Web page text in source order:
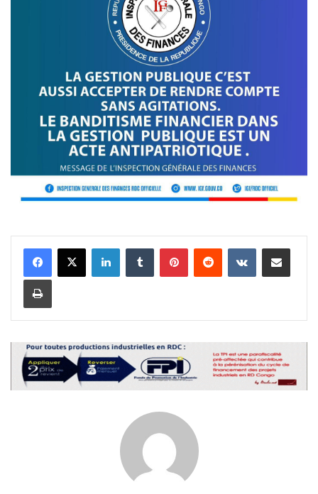
LinkedinTumblr PinterestReddit VKontaktePartager par email
Imprimer